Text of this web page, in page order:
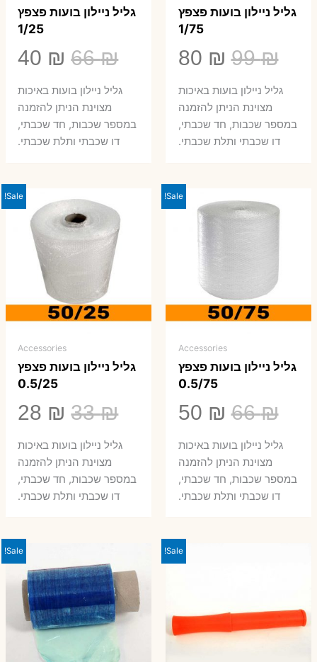
גליל ניילון בועות פצפץ
1/75
99₪
המחיר
המקורי
היה:
99 ₪.
80 ₪
הנוכחיגליל ניילון בועות באיכות
מצוינת הניתן להזמנה
במספר שכבות, חד שכבתי,
דו שכבתי ותלת שכבתי.
גליל ניילון בועות פצפץ
1/25
66₪
המחיר
המקורי
היה:
66 ₪.
40 ₪
₪.
גליל ניילון בועות באיכות
מצוינת הניתן להזמנה
במספר שכבות, חד שכבתי,
דו שכבתי ותלת שכבתי.
Sale!
Accessories
גליל ניילון בועות פצפץ
0.5/75
66₪
המחיר
המקורי
היה:
66 ₪.
50 ₪
הנוכחיגליל ניילון בועות באיכות
מצוינת הניתן להזמנה
במספר שכבות, חד שכבתי,
דו שכבתי ותלת שכבתי.
Sale!
Accessories
גליל ניילון בועות פצפץ
0.5/25
33₪
המחיר
המקורי
היה:
33 ₪.
28 ₪
₪.
גליל ניילון בועות באיכות
מצוינת הניתן להזמנה
במספר שכבות, חד שכבתי,
דו שכבתי ותלת שכבתי.
Sale!
Sale!